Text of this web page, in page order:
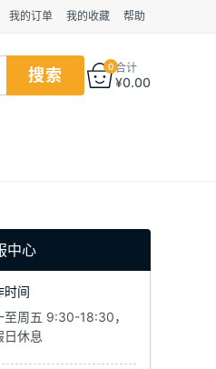
我的订单 我的收藏 帮助
0合计
¥0.00
中心
时间
至周五 9:30-18:30，
日休息